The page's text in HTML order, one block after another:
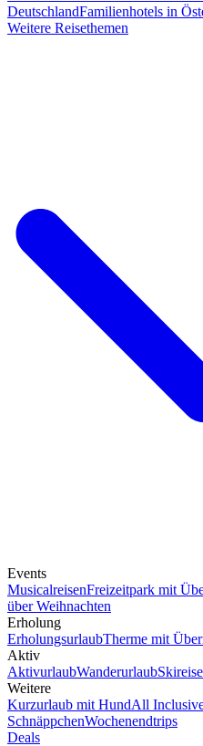
DeutschlandFamilienhotels in
Weitere Reisethemen
Events
MusicalreisenFreizeitpark mit
über Weihnachten
Erholung
ErholungsurlaubTherme mit
Aktiv
AktivurlaubWanderurlaub
Weitere
Kurzurlaub mit HundAll
SchnäppchenWochenendtrips
Deals